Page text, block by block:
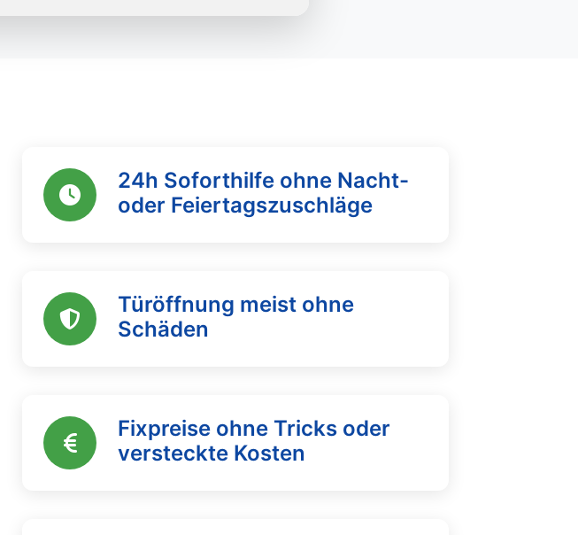
24h Soforthilfe ohne Nacht-
oder Feiertagszuschläge
Türöffnung meist ohne
Schäden
Fixpreise ohne Tricks oder
versteckte Kosten